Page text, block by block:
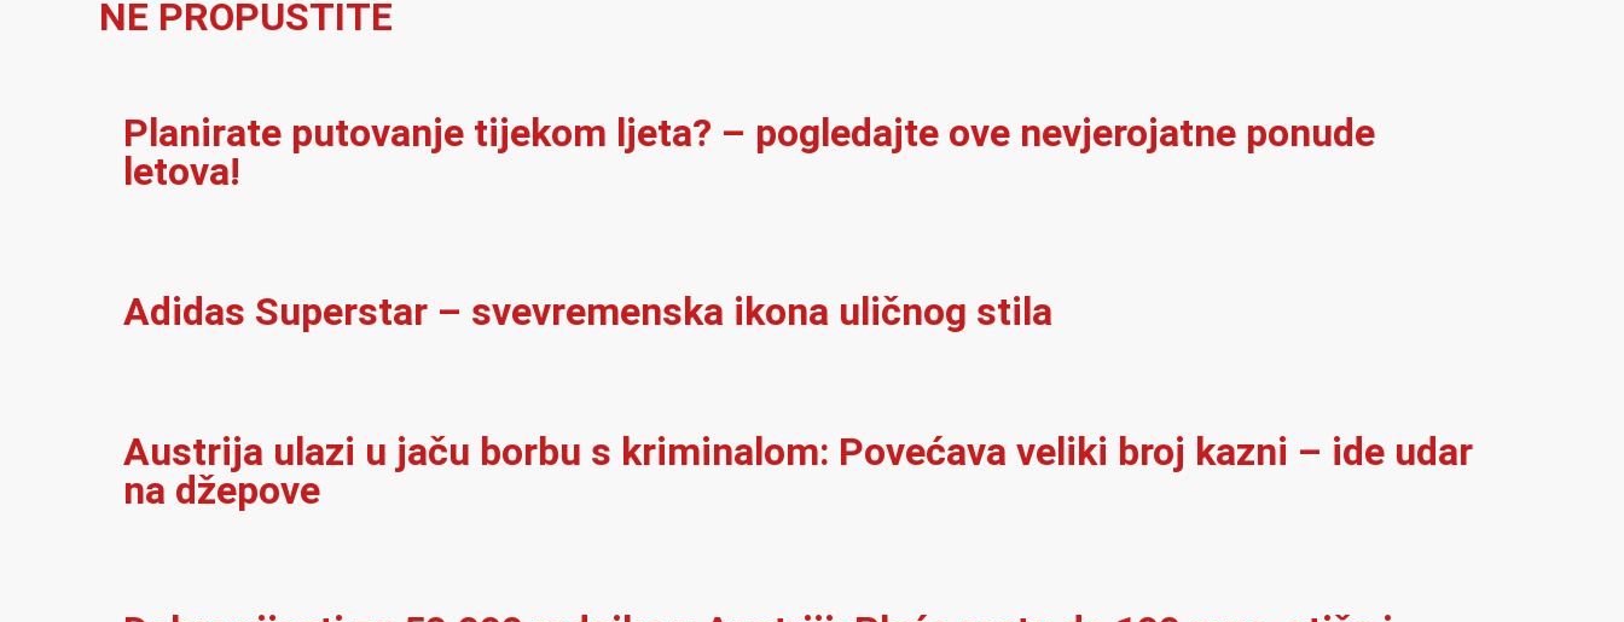
NE PROPUSTITE
Planirate putovanje tijekom ljeta? – pogledajte ove nevjerojatne ponude
letova!
Adidas Superstar – svevremenska ikona uličnog stila
Austrija ulazi u jaču borbu s kriminalom: Povećava veliki broj kazni – ide udar
na džepove